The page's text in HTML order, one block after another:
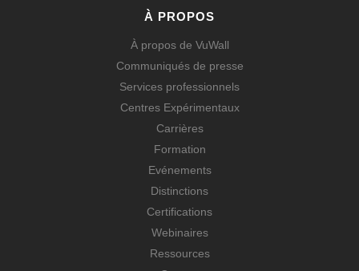
À PROPOS
À propos de VuWall
Communiqués de presse
Services professionnels
Centres Expérimentaux
Carrières
Formation
Evénements
Distinctions
Certifications
Webinaires
Ressources